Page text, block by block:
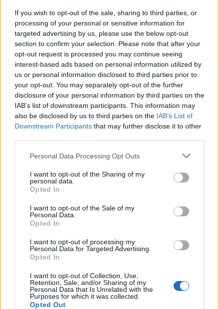
If you wish to opt-out of the sale, sharing to third parties, or
processing of your personal or sensitive information for
targeted advertising by us, please use the below opt-out
section to confirm your selection. Please note that after your
opt-out request is processed you may continue seeing
interest-based ads based on personal information utilized by
us or personal information disclosed to third parties prior to
your opt-out. You may separately opt-out of the further
disclosure of your personal information by third parties on the
IAB’s list of downstream participants. This information may
also be disclosed by us to third parties on the IAB’s List of
Downstream Participants that may further disclose it to other
Personal Data Processing Opt Outs
I want to opt-out of the Sharing of my
personal data.
Opted In
I want to opt-out of the Sale of my
Personal Data.
Opted In
I want to opt-out of processing my
Personal Data for Targeted Advertising.
Opted In
I want to opt-out of Collection, Use,
Retention, Sale, and/or Sharing of my
Personal Data that Is Unrelated with the
Purposes for which it was collected.
Opted Out
Στους Ντένβερ Νάγκετς ο Λόνι Γουόκερ
Με Λιθουανία στον
προημιτελικό του Ευρωπαϊκού
Β' κατ. η Εθνική Νεανίδων
τίμημα για το 60% του
Όμιλος AKTOR: Εξαγοράζει το 75% των ΗΛΕΚΤΩΡ και THALIS –
Στρατηγική συνεργασία με τη Motor Oil
TV: Η σκακιέρα της νέας σεζόν